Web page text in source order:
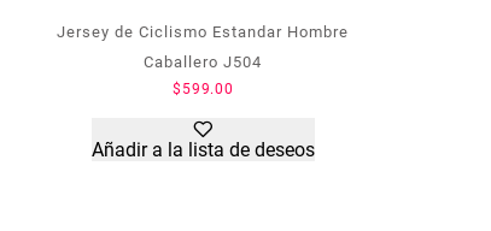
Jersey de Ciclismo Estandar Hombre
Caballero J504
$ 599.00
Añadir a la lista de deseos